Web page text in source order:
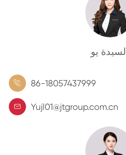
السيدة يو
 86-18057437999
 Yujl01@jtgroup.com.cn